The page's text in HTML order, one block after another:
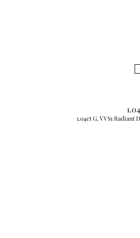
1.04ct G, VVS1 Radiant